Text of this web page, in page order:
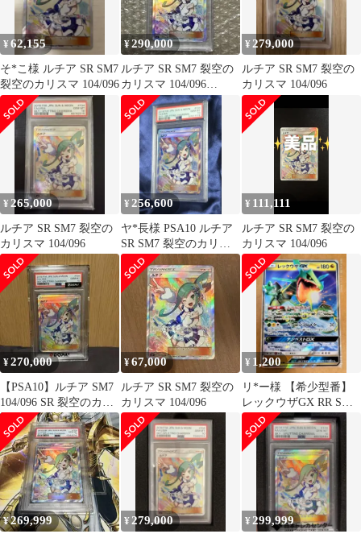
¥62,155
そ*こ様 ルチア SR SM7
裂空のカリスマ 104/096
¥290,000
ルチア SR SM7 裂空の
カリスマ 104/096
PSA10⭐︎美品
¥279,000
ルチア SR SM7 裂空の
カリスマ 104/096
¥ 265,000
ルチア SR SM7 裂空の
カリスマ 104/096
¥ 256,600
ヤ*長様 PSA10 ルチア
SR SM7 裂空のカリス
マ 104/096
¥ 111,111
ルチア SR SM7 裂空の
カリスマ 104/096
¥270,000
【PSA10】ルチア SM7
104/096 SR 裂空のカリ
スマ
¥67,000
ルチア SR SM7 裂空の
カリスマ 104/096
¥ 1,200
リ*ー様 【希少型番】
レックウザGX RR SM7
裂空のカリスマ 068/09
¥269,999 ¥ 279,000 ¥ 299,999